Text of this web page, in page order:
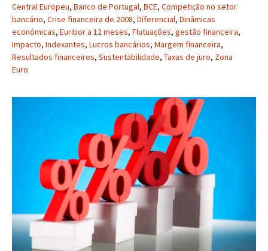
Central Europeu, Banco de Portugal, BCE, Competição no setor
bancário, Crise financeira de 2008, Diferencial, Dinâmicas
económicas, Euribor a 12 meses, Flutuações, gestão financeira,
Impacto, Indexantes, Lucros bancários, Margem financeira,
Resultados financeiros, Sustentabilidade, Taxas de juro, Zona
Euro